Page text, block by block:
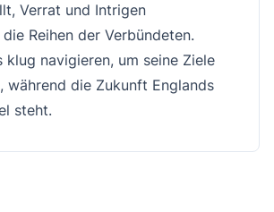
Verrat und Intrigen
Reihen der Verbündeten.
klug navigieren, um seine Ziele
während die Zukunft Englands
steht.